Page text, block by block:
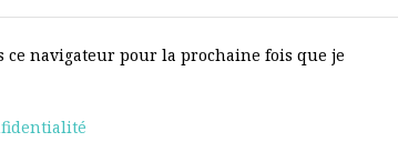
navigateur pour la prochaine fois que je